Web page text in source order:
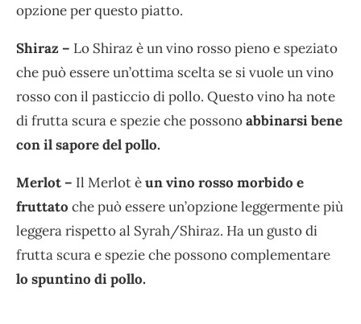
opzione per questo piatto.
Shiraz – Lo Shiraz è un vino rosso pieno e speziato
che può essere un’ottima scelta se si vuole un vino
rosso con il pasticcio di pollo. Questo vino ha note
di frutta scura e spezie che possonoabbinarsi bene
con il sapore del pollo.
Merlot – Il Merlot èun vino rosso morbido e
fruttato che può essere un’opzione leggermente più
leggera rispetto al Syrah/Shiraz. Ha un gusto di
frutta scura e spezie che possono complementare
lo spuntino di pollo.